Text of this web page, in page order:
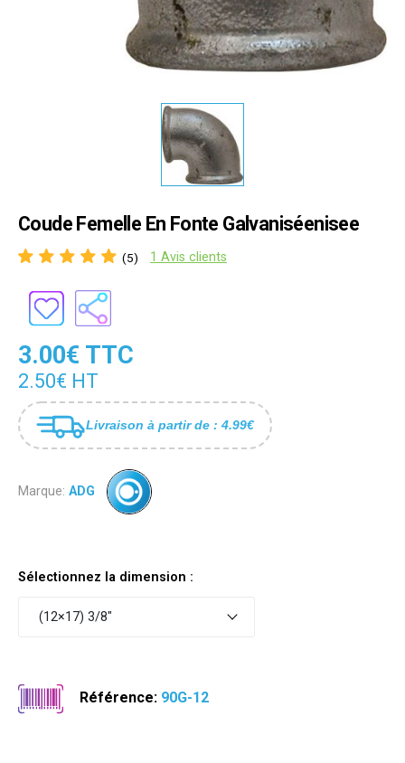
Coude Femelle En Fonte Galvaniséenisee
(5) 1 Avis clients
3.00€ TTC
2.50€ HT
Livraison à partir de : 4.99€
Marque: ADG
Sélectionnez la dimension :
(12×17) 3/8"
Référence: 90G-12